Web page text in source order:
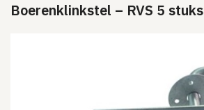
Boerenklinkstel – RVS 5 stuks